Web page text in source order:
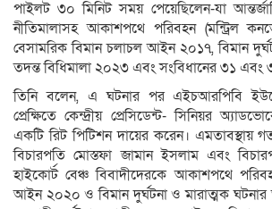
পাইলট ৩০ মিনিট সময় পেয়েছিলেন-যা
নীতিমালাসহ আকাশপথে পরিবহন (মন্ট্রিল
বেসামরিক বিমান চলাচল আইন ২০১৭, বিমান
তদন্ত বিধিমালা ২০২৩ এবং সংবিধানের ৩১ এবং
তিনি বলেন, এ ঘটনার পর এইচআরপিবি
প্রেক্ষিতে কেন্দ্রীয় প্রেসিডেন্ট- সিনিয়র
একটি রিট পিটিশন দায়ের করেন। এমতাবস্থায়
বিচারপতি মোস্তফা জামান ইসলাম এবং
হাইকোর্ট বেঞ্চ বিবাদীদেরকে আকাশপথে
আইন ২০২০ ও বিমান দুর্ঘটনা ও মারাত্মক ঘটনার